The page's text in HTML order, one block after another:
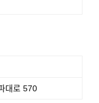
대로 570